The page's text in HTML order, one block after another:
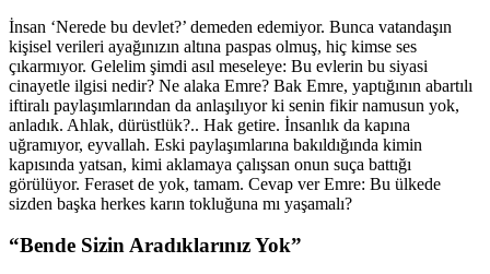
İnsan ‘Nerede bu devlet?’ demeden edemiyor. Bunca vatandaşın
kişisel verileri ayağınızın altına paspas olmuş, hiç kimse ses
çıkarmıyor. Gelelim şimdi asıl meseleye: Bu evlerin bu siyasi
cinayetle ilgisi nedir? Ne alaka Emre? Bak Emre, yaptığının abartılı
iftiralı paylaşımlarından da anlaşılıyor ki senin fikir namusun yok,
anladık. Ahlak, dürüstlük?.. Hak getire. İnsanlık da kapına
uğramıyor, eyvallah. Eski paylaşımlarına bakıldığında kimin
kapısında yatsan, kimi aklamaya çalışsan onun suça battığı
görülüyor. Feraset de yok, tamam. Cevap ver Emre: Bu ülkede
sizden başka herkes karın tokluğuna mı yaşamalı?
“Bende Sizin Aradıklarınız Yok”